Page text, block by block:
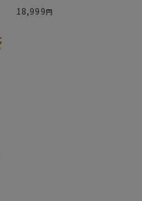
18,999